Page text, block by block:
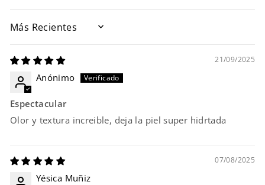
SORT BY
21/09/2025
Anónimo
Espectacular
Olor y textura increible, deja la piel super hidrtada
07/08/2025
Yésica Muñiz